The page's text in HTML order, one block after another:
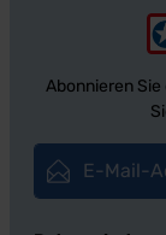
Abonnieren